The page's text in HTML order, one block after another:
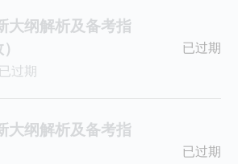
大纲解析及备考指
已过期
已过期
大纲解析及备考指
已过期